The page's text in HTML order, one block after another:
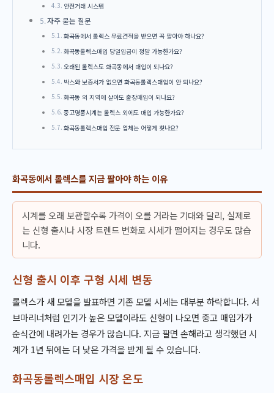
안전거래 시스템
자주 묻는 질문
화곡동에서 롤렉스 무료견적을 받으면 꼭 팔아야 하나요?
화곡동롤렉스매입 당일입금이 정말 가능한가요?
오래된 롤렉스도 화곡동에서 매입이 되나요?
박스와 보증서가 없으면 화곡동롤렉스매입이 안 되나요?
화곡동 외 지역에 살아도 출장매입이 되나요?
중고명품시계는 롤렉스 외에도 매입 가능한가요?
화곡동롤렉스매입 전문 업체는 어떻게 찾나요?
화곡동에서 롤렉스를 지금 팔아야 하는 이유
시계를 오래 보관할수록 가격이 오를 거라는 기대와 달리, 실제로
는 신형 출시나 시장 트렌드 변화로 시세가 떨어지는 경우도 많습
니다.
신형 출시 이후 구형 시세 변동
롤렉스가 새 모델을 발표하면 기존 모델 시세는 대부분 하락합니다. 서
브마리너처럼 인기가 높은 모델이라도 신형이 나오면 중고 매입가가
순식간에 내려가는 경우가 많습니다. 지금 팔면 손해라고 생각했던 시
계가 1년 뒤에는 더 낮은 가격을 받게 될 수 있습니다.
화곡동롤렉스매입 시장 온도